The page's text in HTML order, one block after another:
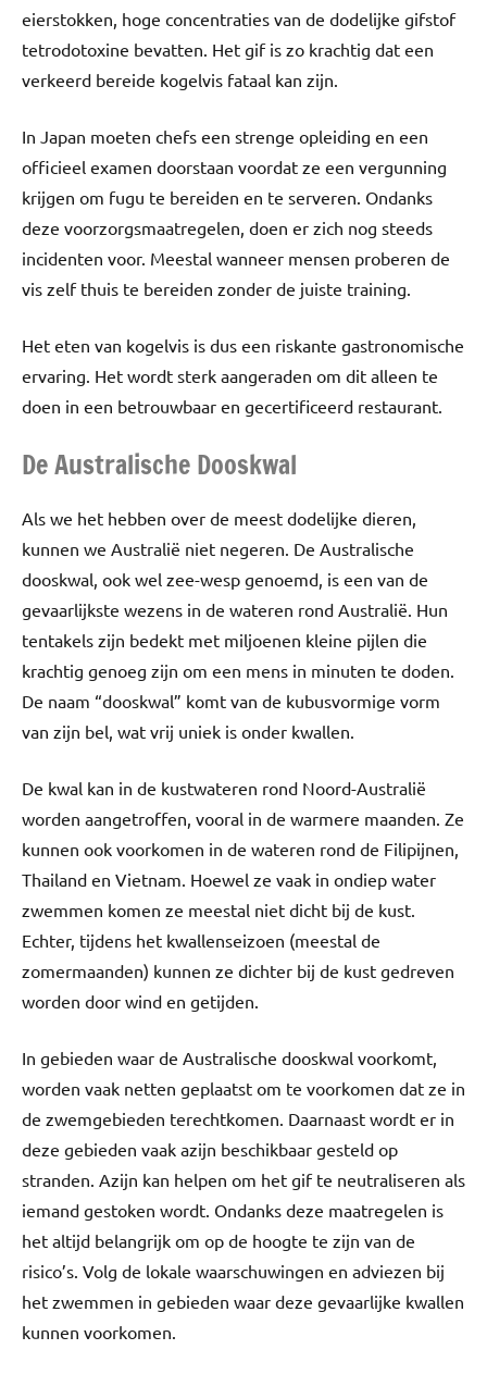
eierstokken, hoge concentraties van de dodelijke gifstof
tetrodotoxine bevatten. Het gif is zo krachtig dat een
verkeerd bereide kogelvis fataal kan zijn.
In Japan moeten chefs een strenge opleiding en een
officieel examen doorstaan voordat ze een vergunning
krijgen om fugu te bereiden en te serveren. Ondanks
deze voorzorgsmaatregelen, doen er zich nog steeds
incidenten voor. Meestal wanneer mensen proberen de
vis zelf thuis te bereiden zonder de juiste training.
Het eten van kogelvis is dus een riskante gastronomische
ervaring. Het wordt sterk aangeraden om dit alleen te
doen in een betrouwbaar en gecertificeerd restaurant.
De Australische Dooskwal
Als we het hebben over de meest dodelijke dieren,
kunnen we Australië niet negeren. De Australische
dooskwal, ook wel zee-wesp genoemd, is een van de
gevaarlijkste wezens in de wateren rond Australië. Hun
tentakels zijn bedekt met miljoenen kleine pijlen die
krachtig genoeg zijn om een mens in minuten te doden.
De naam “dooskwal” komt van de kubusvormige vorm
van zijn bel, wat vrij uniek is onder kwallen.
De kwal kan in de kustwateren rond Noord-Australië
worden aangetroffen, vooral in de warmere maanden. Ze
kunnen ook voorkomen in de wateren rond de Filipijnen,
Thailand en Vietnam. Hoewel ze vaak in ondiep water
zwemmen komen ze meestal niet dicht bij de kust.
Echter, tijdens het kwallenseizoen (meestal de
zomermaanden) kunnen ze dichter bij de kust gedreven
worden door wind en getijden.
In gebieden waar de Australische dooskwal voorkomt,
worden vaak netten geplaatst om te voorkomen dat ze in
de zwemgebieden terechtkomen. Daarnaast wordt er in
deze gebieden vaak azijn beschikbaar gesteld op
stranden. Azijn kan helpen om het gif te neutraliseren als
iemand gestoken wordt. Ondanks deze maatregelen is
het altijd belangrijk om op de hoogte te zijn van de
risico’s. Volg de lokale waarschuwingen en adviezen bij
het zwemmen in gebieden waar deze gevaarlijke kwallen
kunnen voorkomen.